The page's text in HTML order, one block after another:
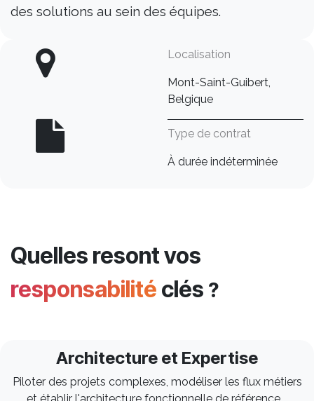
des solutions au sein des équipes.
Localisation
Mont-Saint-Guibert,
Belgique
Type de contrat
À durée indéterminée
Quelles resont vos
responsabilité clés ?
Architecture et Expertise
Piloter des projets complexes, modéliser les flux métiers